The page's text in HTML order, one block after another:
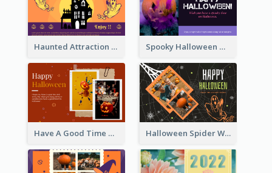
Haunted Attraction Themed Halloween Card Spooky Halloween Greeting Card
Have A Good Time This Halloween Greeting Card Halloween Spider Web Greeting Card